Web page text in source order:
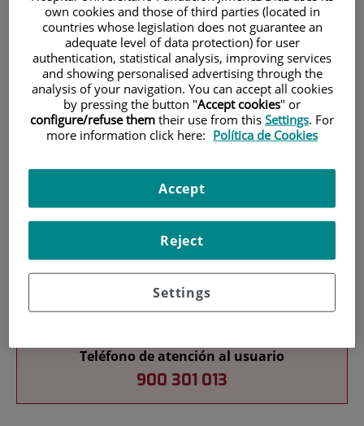
Research
Teaching
Teléfono de atención al usuario
900 301 013
own cookies and those of third parties (located in
countries whose legislation does not guarantee an
adequate level of data protection) for user
authentication, statistical analysis, improving services
and showing personalised advertising through the
analysis of your navigation. You can accept all cookies
by pressing the button "Accept cookies" or
configure/refuse them their use from this Settings. For
more information click here: Política de Cookies
Settings
Reject
Accept